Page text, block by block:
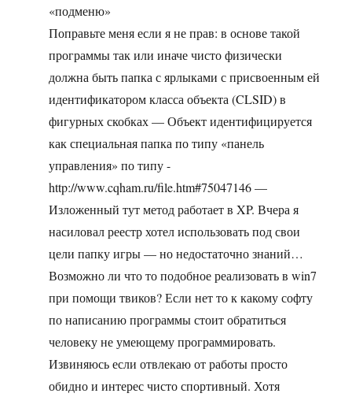
«подменю»
Поправьте меня если я не прав: в основе такой
программы так или иначе чисто физически
должна быть папка с ярлыками с присвоенным ей
идентификатором класса объекта (CLSID) в
фигурных скобках — Объект идентифицируется
как специальная папка по типу «панель
управления» по типу -
http://www.cqham.ru/file.htm#75047146 —
Изложенный тут метод работает в XP. Вчера я
насиловал реестр хотел использовать под свои
цели папку игры — но недостаточно знаний…
Возможно ли что то подобное реализовать в win7
при помощи твиков? Если нет то к какому софту
по написанию программы стоит обратиться
человеку не умеющему программировать.
Извиняюсь если отвлекаю от работы просто
обидно и интерес чисто спортивный. Хотя